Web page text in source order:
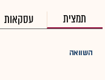
תמצית עסקאות
השוואה